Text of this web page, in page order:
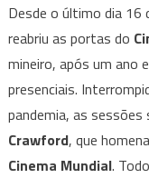
Humberto
Mauro
reabre
suas
portas
a
Desde o último dia 16
reabriu as portas do
mineiro, após um ano
presenciais.
pandemia, as
Crawford, que
Cinema Mundial.